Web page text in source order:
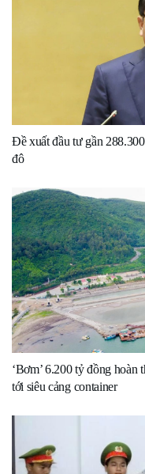
Đề xuất đầu tư gần
đô
‘Bơm’ 6.200 tỷ đồng
tới siêu cảng container